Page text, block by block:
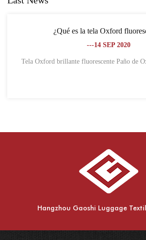
¿Qué es la tela Oxford
---14 SEP 2020
Hangzhou Gaoshi Luggage